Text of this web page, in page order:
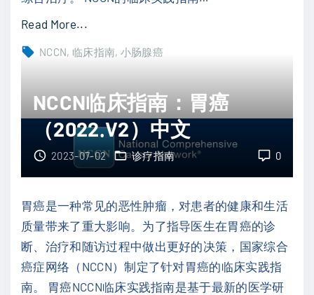
Read More...
N
临
指
：
小
肠
腺
癌
NCCN 临床指南 小肠腺癌
NCCN临床指南：胃癌
（2022.V2）中文
0
2023-07-02 诊疗指南
胃癌是一种常见的恶性肿瘤，对患者的健康和生活
质量带来了重大影响。为了指导医生在胃癌的诊
断、治疗和随访过程中做出更好的决策，国家综合
癌症网络（NCCN）制定了针对胃癌的临床实践指
南。 胃癌NCCN临床实践指南是基于最新的医学研